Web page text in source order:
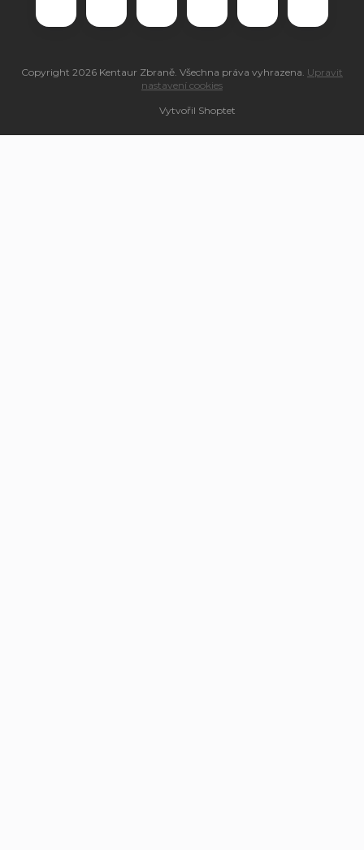
Vytvořil Shoptet
Copyright 2026 Kentaur Zbraně. Všechna práva vyhrazena. Upravit
nastavení cookies